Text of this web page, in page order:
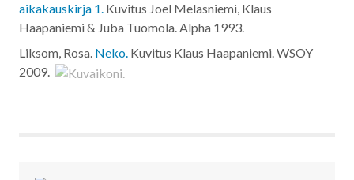
aikakauskirja 1. Kuvitus Joel Melasniemi, Klaus
Haapaniemi & Juba Tuomola. Alpha 1993.
Liksom, Rosa. Neko. Kuvitus Klaus Haapaniemi. WSOY
2009.